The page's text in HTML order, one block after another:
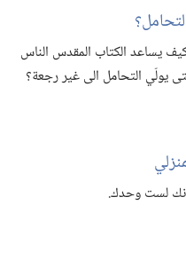
يساعد الكتاب المقدس الناس
يولّي التحامل الى غير رجعة؟‏
لست وحدك.‏